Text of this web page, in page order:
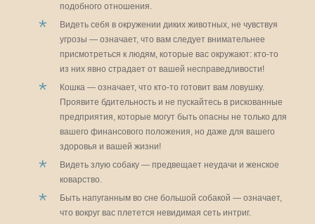
подобного отношения.
Видеть себя в окружении диких животных, не чувствуя
угрозы — означает, что вам следует внимательнее
присмотреться к людям, которые вас окружают: кто-то
из них явно страдает от вашей несправедливости!
Кошка — означает, что кто-то готовит вам ловушку.
Проявите бдительность и не пускайтесь в рискованные
предприятия, которые могут быть опасны не только для
вашего финансового положения, но даже для вашего
здоровья и вашей жизни!
Видеть злую собаку — предвещает неудачи и женское
коварство.
Быть напуганным во сне большой собакой — означает,
что вокруг вас плетется невидимая сеть интриг.